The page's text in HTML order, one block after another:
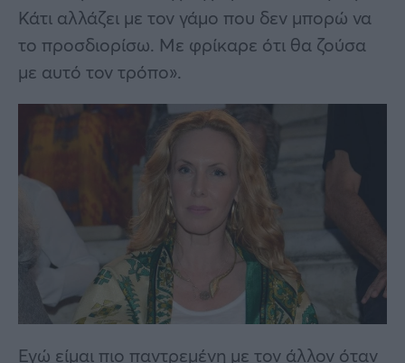
Κάτι αλλάζει με τον γάμο που δεν μπορώ να
το προσδιορίσω. Με φρίκαρε ότι θα ζούσα
με αυτό τον τρόπο».
Εγώ είμαι πιο παντρεμένη με τον άλλον όταν